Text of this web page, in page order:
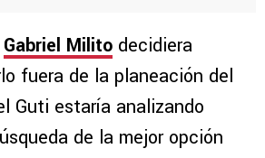
Gabriel Milito decidiera
fuera de la planeación del
Guti estaría analizando
de la mejor opción